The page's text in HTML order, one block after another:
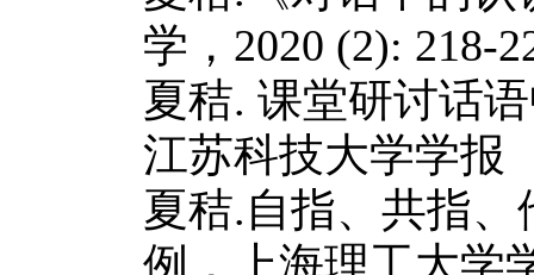
学， 2020 (2): 218-
夏秸. 课堂研讨话
江苏科技大学学报
夏秸.自指、共指
例，上海理工大学